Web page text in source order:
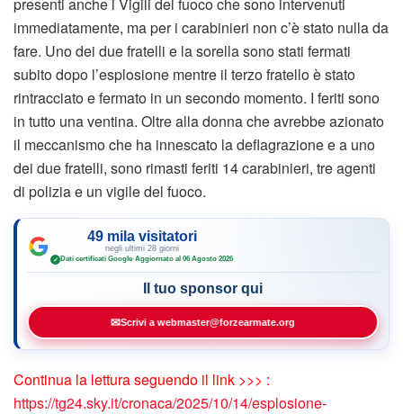
immediatamente, ma per i carabinieri non c’è stato nulla da
fare. Uno dei due fratelli e la sorella sono stati fermati
subito dopo l’esplosione mentre il terzo fratello è stato
rintracciato e fermato in un secondo momento. I feriti sono
in tutto una ventina. Oltre alla donna che avrebbe azionato
il meccanismo che ha innescato la deflagrazione e a uno
dei due fratelli, sono rimasti feriti 14 carabinieri, tre agenti
di polizia e un vigile del fuoco.
49 mila visitatori
negli ultimi 28 giorni
✓ Dati certificati Google·Aggiornato al 06 Agosto 2026
Il tuo sponsor qui
✉Scrivi a webmaster@forzearmate.org
Continua la lettura seguendo il link >>> :
https://tg24.sky.it/cronaca/2025/10/14/esplosione-